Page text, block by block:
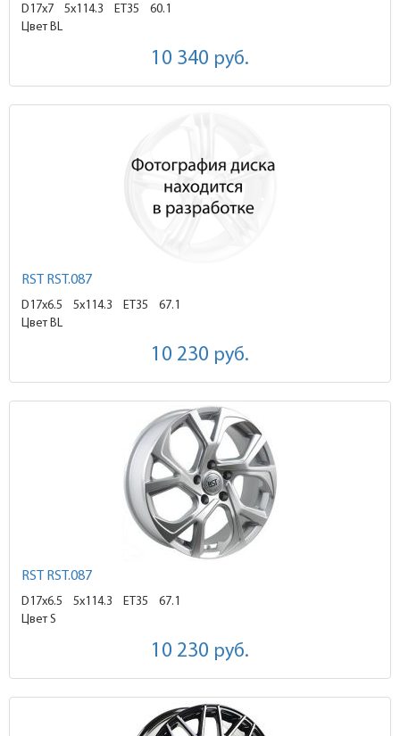
D17x7 5x114.3 ET35
60.1
Цвет BL
10 340 руб.
RST RST.087
D17x6.5 5x114.3 ET35
67.1
Цвет BL
10 230 руб.
RST RST.087
D17x6.5 5x114.3 ET35
67.1
Цвет S
10 230 руб.